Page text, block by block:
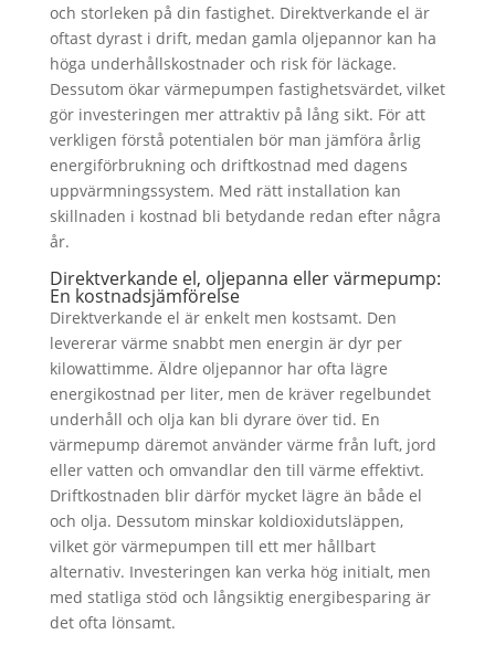
och storleken på din fastighet. Direktverkande el är
oftast dyrast i drift, medan gamla oljepannor kan ha
höga underhållskostnader och risk för läckage.
Dessutom ökar värmepumpen fastighetsvärdet, vilket
gör investeringen mer attraktiv på lång sikt. För att
verkligen förstå potentialen bör man jämföra årlig
energiförbrukning och driftkostnad med dagens
uppvärmningssystem. Med rätt installation kan
skillnaden i kostnad bli betydande redan efter några
år.
Direktverkande el, oljepanna eller värmepump:
En kostnadsjämförelse
Direktverkande el är enkelt men kostsamt. Den
levererar värme snabbt men energin är dyr per
kilowattimme. Äldre oljepannor har ofta lägre
energikostnad per liter, men de kräver regelbundet
underhåll och olja kan bli dyrare över tid. En
värmepump däremot använder värme från luft, jord
eller vatten och omvandlar den till värme effektivt.
Driftkostnaden blir därför mycket lägre än både el
och olja. Dessutom minskar koldioxidutsläppen,
vilket gör värmepumpen till ett mer hållbart
alternativ. Investeringen kan verka hög initialt, men
med statliga stöd och långsiktig energibesparing är
det ofta lönsamt.